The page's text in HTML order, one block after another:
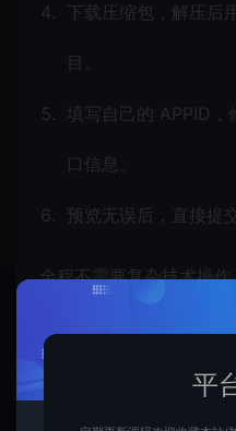
下载压缩包，解压后
目。
填写自己的 APPID，
口信息。
预览无误后，直接提
全程不需要复杂技术操
平